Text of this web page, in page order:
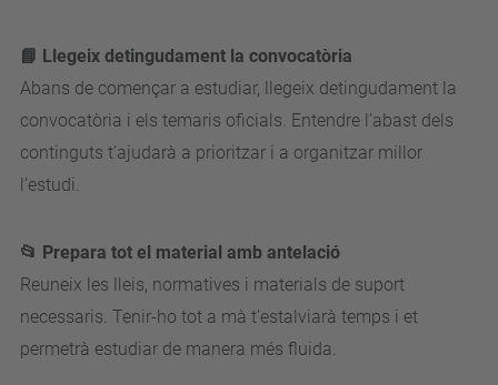
📘 Llegeix detingudament la convocatòria
Abans de començar a estudiar, llegeix detingudament la
convocatòria i els temaris oficials. Entendre l’abast dels
continguts t’ajudarà a prioritzar i a organitzar millor
l’estudi.
📂 Prepara tot el material amb antelació
Reuneix les lleis, normatives i materials de suport
necessaris. Tenir-ho tot a mà t’estalviarà temps i et
permetrà estudiar de manera més fluida.